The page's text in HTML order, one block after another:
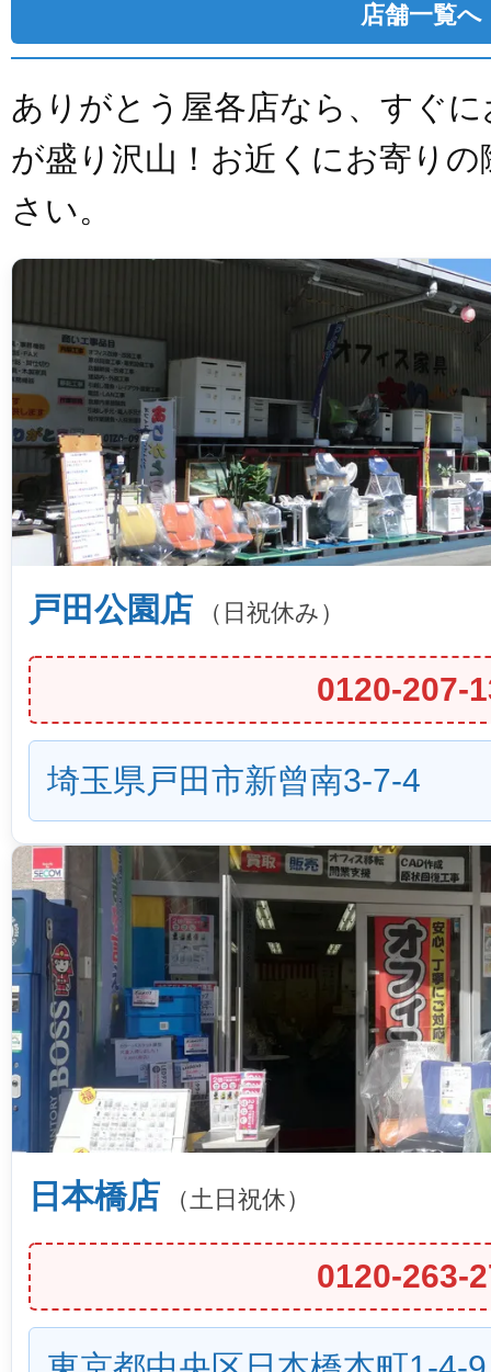
店舗一覧へ
ありがとう屋各店なら、すぐ
が盛り沢山！お近くにお寄り
さい。
戸田公園店 （日祝休み）
0120-207-
埼玉県戸田市新曾南3-7-4
日本橋店 （土日祝休）
0120-263-